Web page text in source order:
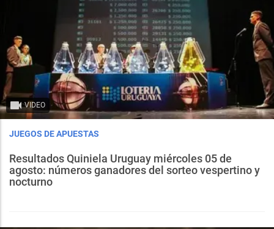
VIDEO
JUEGOS DE APUESTAS
Resultados Quiniela Uruguay miércoles 05 de
agosto: números ganadores del sorteo vespertino y
nocturno